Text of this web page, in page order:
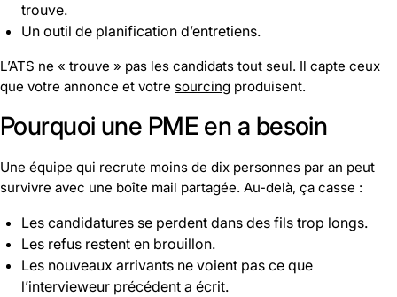
trouve.
Un outil de planification d’entretiens.
L’ATS ne « trouve » pas les candidats tout seul. Il capte ceux
que votre annonce et votre sourcing produisent.
Pourquoi une PME en a besoin
Une équipe qui recrute moins de dix personnes par an peut
survivre avec une boîte mail partagée. Au-delà, ça casse :
Les candidatures se perdent dans des fils trop longs.
Les refus restent en brouillon.
Les nouveaux arrivants ne voient pas ce que
l’intervieweur précédent a écrit.